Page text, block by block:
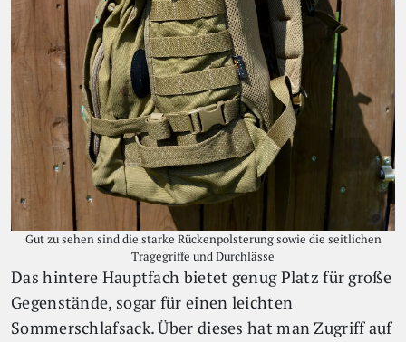
Gut zu sehen sind die starke Rückenpolsterung sowie die seitlichen
Tragegriffe und Durchlässe
Das hintere Hauptfach bietet genug Platz für große
Gegenstände, sogar für einen leichten
Sommerschlafsack. Über dieses hat man Zugriff auf